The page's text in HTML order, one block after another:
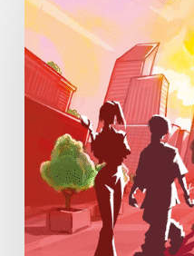
La
Défense
lance
«
Disparition
Défense
un
jeu